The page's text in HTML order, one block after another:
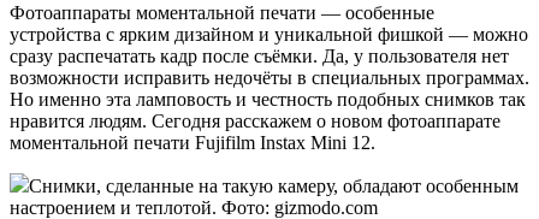
Фотоаппараты моментальной печати — особенные
устройства с ярким дизайном и уникальной фишкой — можно
сразу распечатать кадр после съёмки. Да, у пользователя нет
возможности исправить недочёты в специальных программах.
Но именно эта ламповость и честность подобных снимков так
нравится людям. Сегодня расскажем о новом фотоаппарате
моментальной печати Fujifilm Instax Mini 12.
Снимки, сделанные на такую камеру, обладают особенным
настроением и теплотой. Фото: gizmodo.com